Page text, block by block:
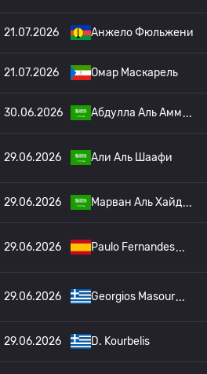
21.07.2026 Анжело Фюльжени
21.07.2026 Омар Маскарель
30.06.2026 Абдулла Аль Амм
29.06.2026 Али Аль Шаафи
29.06.2026 Марван Аль Хайд
29.06.2026 Paulo Fernandes
29.06.2026 Georgios Masour
29.06.2026 D. Kourbelis